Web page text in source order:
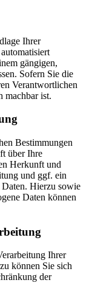
Ihrer
gängigen,
Sofern Sie die
Verantwortlichen
machbar ist.
Bestimmungen
über Ihre
Herkunft und
und ggf. ein
Hierzu sowie
Daten können
Ihrer
können Sie sich
der